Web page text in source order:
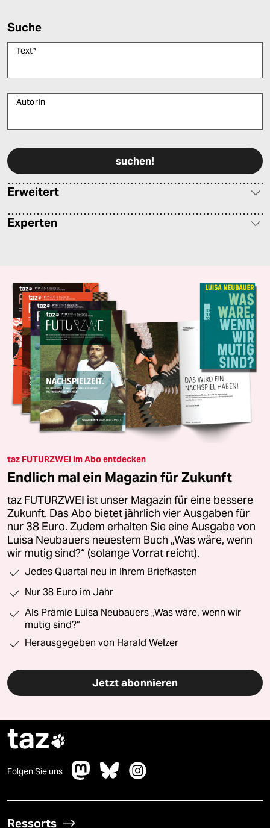
Suche
Text*
AutorIn
Erweitert
Experten
taz FUTURZWEI im Abo entdecken
Endlich mal ein Magazin für Zukunft
taz FUTURZWEI ist unser Magazin für eine bessere
Zukunft. Das Abo bietet jährlich vier Ausgaben für
nur 38 Euro. Zudem erhalten Sie eine Ausgabe von
Luisa Neubauers neuestem Buch „Was wäre, wenn
wir mutig sind?“ (solange Vorrat reicht).
Jedes Quartal neu in Ihrem Briefkasten
Nur 38 Euro im Jahr
Als Prämie Luisa Neubauers „Was wäre, wenn wir
mutig sind?“
Herausgegeben von Harald Welzer
Jetzt abonnieren
taz
Folgen Sie uns
Ressorts